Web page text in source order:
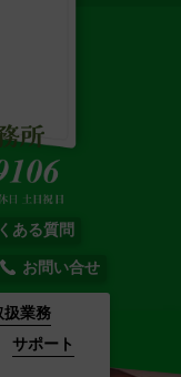
ある質問
お問い合せ
扱業務
サポート